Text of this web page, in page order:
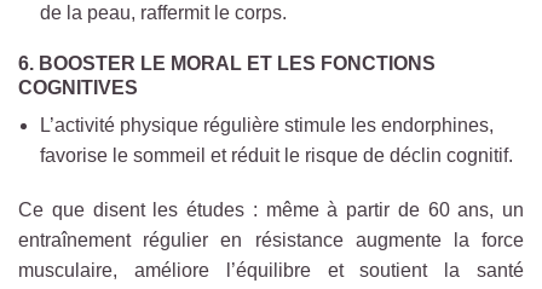
de la peau, raffermit le corps.
6. BOOSTER LE MORAL ET LES FONCTIONS
COGNITIVES
L’activité physique régulière stimule les endorphines,
favorise le sommeil et réduit le risque de déclin cognitif.
Ce que disent les études : même à partir de 60 ans, un
entraînement régulier en résistance augmente la force
musculaire, améliore l’équilibre et soutient la santé